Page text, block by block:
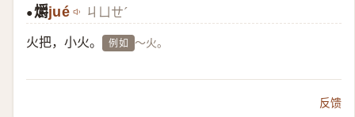
●爝jué ㄐㄩㄝˊ
火把，小火。 例如 ～火。
反馈